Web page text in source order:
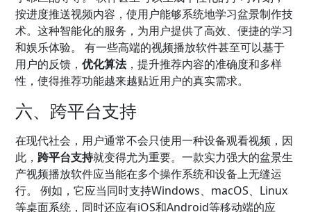
按进度推送视频内容，使用户能够系统地学习盆景制作技
术。这种智能化的服务，为用户提供了高效、便捷的学习
和娱乐体验。 有一些高端的视频播放软件甚至可以基于
用户的反馈，优化算法，提升推荐内容的准确度和多样
性，使得推荐功能越来越贴近用户的真实需求。
六、跨平台支持
在现代社会，用户通常不会只使用一种设备观看视频，因
此， 跨平台支持就变得尤为重要。一款实力强大的盆景生
产视频播放软件应当能在多个操作系统和设备上无缝运
行。 例如，它应当同时支持Windows、macOS、Linux
等桌面系统，同时还应有iOS和Android等移动端的应